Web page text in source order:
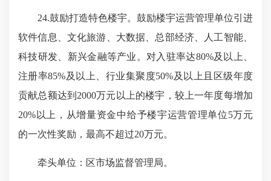
24.鼓励打造特色楼宇。鼓励楼宇运营管理单位引进
软件信息、文化旅游、大数据、总部经济、人工智能、
科技研发、新兴金融等产业。对入驻率达80%及以上、
注册率85%及以上、行业集聚度50%及以上且区级年度
贡献总额达到2000万元以上的楼宇，较上一年度每增加
20%以上，从增量资金中给予楼宇运营管理单位5万元
的一次性奖励，最高不超过20万元。
牵头单位：区市场监督管理局。